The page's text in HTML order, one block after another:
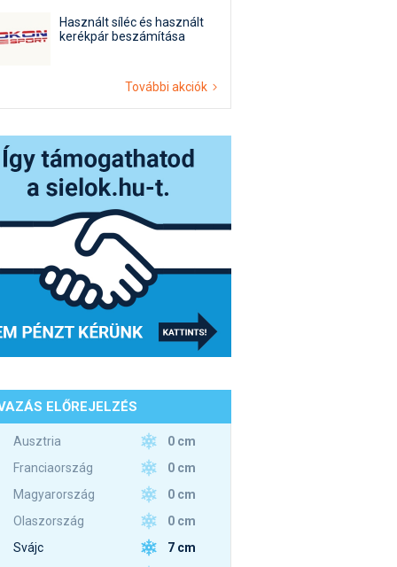
Használt síléc és használt
kerékpár beszámítása
További akciók
ELŐREJELZÉS
Ausztria
0 cm
Franciaország
0 cm
Magyarország
0 cm
Olaszország
0 cm
Svájc
7 cm